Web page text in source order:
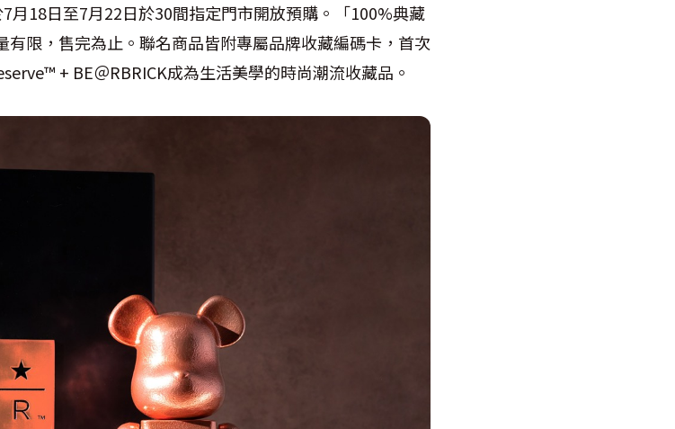
月18日至7月22日於30間指定門市開放預購。「100%典藏
有限，售完為止。聯名商品皆附專屬品牌收藏編碼卡，首次
+ BE＠RBRICK成為生活美學的時尚潮流收藏品。